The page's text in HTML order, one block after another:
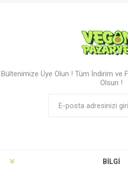
Bültenimize Üye Olun ! Tüm İndirim ve
Olsun !
BILGI